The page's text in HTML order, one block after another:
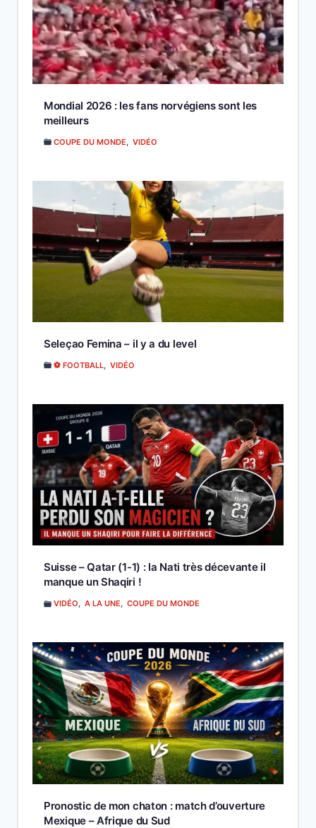
Mondial 2026 : les fans norvégiens sont les
meilleurs
COUPE DU MONDE, VIDÉO
Seleçao Femina – il y a du level
⚽ FOOTBALL, VIDÉO
Suisse – Qatar (1-1) : la Nati très décevante il
manque un Shaqiri !
VIDÉO, A LA UNE, COUPE DU MONDE
Pronostic de mon chaton : match d’ouverture
Mexique – Afrique du Sud